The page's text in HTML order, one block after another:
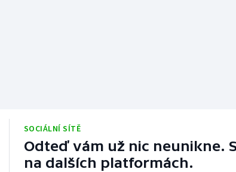
SOCIÁLNÍ SÍTĚ
Odteď vám už nic neunikne.
na dalších platformách.